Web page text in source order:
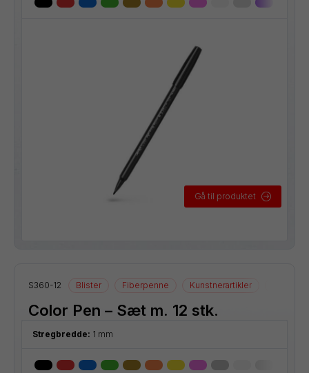
Gå til produktet
S360-12 Blister Fiberpenne Kunstnerartikler
Color Pen – Sæt m. 12 stk.
Stregbredde: 1 mm